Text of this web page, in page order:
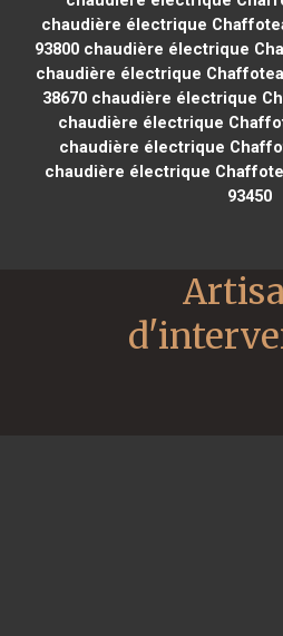
chaudière électrique
93800chaudière électrique
chaudière électrique
38670 chaudière électrique
chaudière électrique
chaudière électrique
chaudière électrique
93450